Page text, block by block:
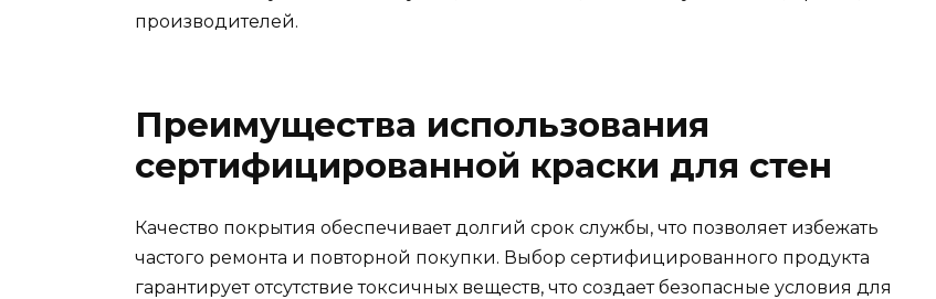
производителей.
Преимущества использования
сертифицированной краски для стен
Качество покрытия обеспечивает долгий срок службы, что позволяет избежать
частого ремонта и повторной покупки. Выбор сертифицированного продукта
гарантирует отсутствие токсичных веществ, что создает безопасные условия для